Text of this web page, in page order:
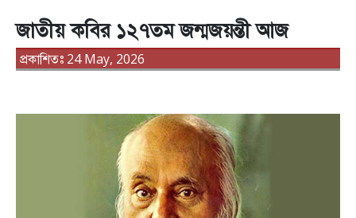
জাতীয় কবির ১২৭তম জন্মজয়ন্তী আজ
প্রকাশিতঃ 24 May, 2026